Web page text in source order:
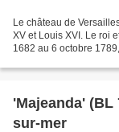
Le château de
XV et Louis XVI. Le roi
1682 au 6 octobre
'Majeanda'
sur-mer